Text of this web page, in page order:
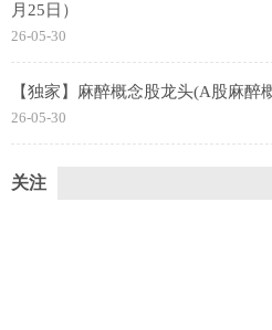
月25日）
26-05-30
【独家】麻醉概念股龙头(A股麻醉
26-05-30
关注